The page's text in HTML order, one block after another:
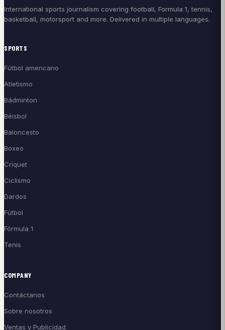
International sports journalism covering football, Formula 1, tennis,
basketball, motorsport and more. Delivered in multiple languages.
SPORTS
Fútbol americano
Atletismo
Bádminton
Béisbol
Baloncesto
Boxeo
Críquet
Ciclismo
Dardos
Fútbol
Fórmula 1
Tenis
COMPANY
Contáctanos
Sobre nosotros
Ventas y Publicidad